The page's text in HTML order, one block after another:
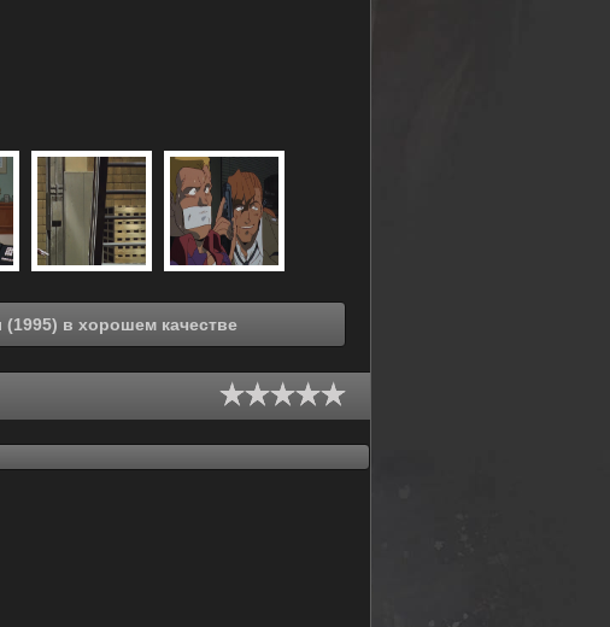
Смотреть онлайн Оружейницы (1995) в хорошем качестве